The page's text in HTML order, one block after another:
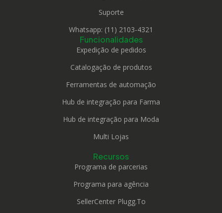
Suporte
Whatsapp: (11) 2103-4321
Funcionalidades
Expedição de pedidos
Catalogação de produtos
Ferramentas de automação
Hub de integração para Farma
Hub de integração para Moda
Multi Lojas
Recursos
Programa de parcerias
Programa para agência
SellerCenter Plugg.To